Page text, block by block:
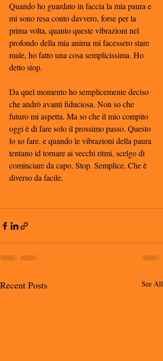
Quando ho guardato in faccia la mia paura e
mi sono resa conto davvero, forse per la
prima volta, quanto queste vibrazioni nel
profondo della mia anima mi facessero stare
male, ho fatto una cosa semplicissima. Ho
detto stop.
Da quel momento ho semplicemente deciso
che andrò avanti fiduciosa. Non so che
futuro mi aspetta. Ma so che il mio compito
oggi è di fare solo il prossimo passo. Questo
lo so fare. e quando le vibrazioni della paura
tentano id tornare ai vecchi ritmi, scelgo di
cominciare da capo. Stop. Semplice. Che è
diverso da facile.
Recent Posts See All